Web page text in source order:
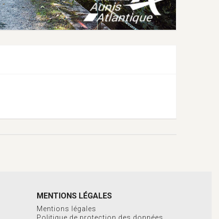
OFFRES D’EMPLOI
MENTIONS LÉGALES
Mentions légales